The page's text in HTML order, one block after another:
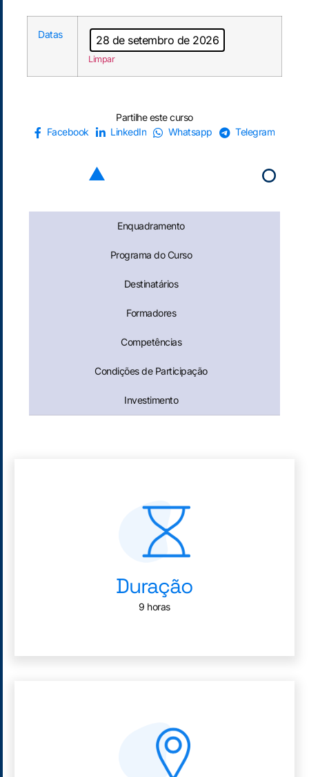
Datas 28 de setembro de 2026
Limpar
Partilhe este curso
Facebook
LinkedIn Whatsapp Telegram
Enquadramento
Programa do Curso
Destinatários
Formadores
Competências
Condições de Participação
Investimento
Duração
9 horas